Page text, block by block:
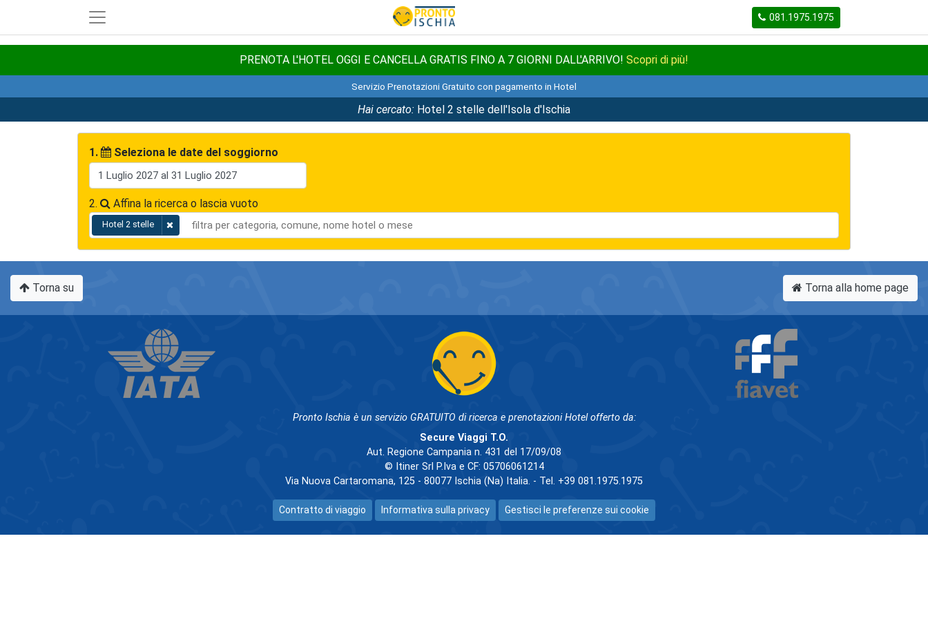
081.1975.1975
PRENOTA L'HOTEL OGGI E CANCELLA GRATIS FINO A 7 GIORNI DALL'ARRIVO! Scopri di più!
Servizio Prenotazioni Gratuito con pagamento in Hotel
Hai cercato: Hotel 2 stelle dell'Isola d'Ischia
1. Seleziona le date del soggiorno
2. Affina la ricerca o lascia vuoto
Hotel 2 stelle
Torna su Torna alla home page
Pronto Ischia è un servizio GRATUITO di ricerca e prenotazioni Hotel offerto da:
Secure Viaggi T.O.
Aut. Regione Campania n. 431 del 17/09/08
© Itiner Srl P.Iva e CF: 05706061214
Via Nuova Cartaromana, 125 - 80077 Ischia (Na) Italia. - Tel. +39 081.1975.1975
Contratto di viaggio Informativa sulla privacy Gestisci le preferenze sui cookie